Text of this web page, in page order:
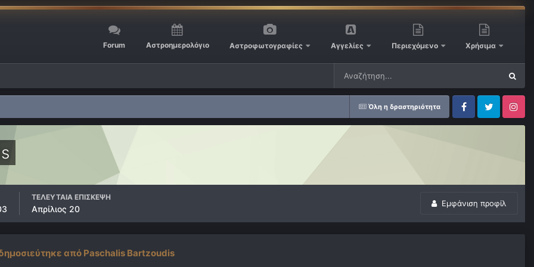
Forum Αστροημερολόγιο Αστροφωτογραφίες Αγγελίες Περιεχόμενο Χρήσιμα
Όλη η δραστηριότητα
FacebookTwitter Instagram
Εμφάνιση προφίλ
ΤΕΛΕΥΤΑΊΑ ΕΠΊΣΚΕΨΗ
Απρίλιος 20
από Paschalis Bartzoudis